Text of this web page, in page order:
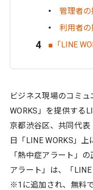
管理者の
利用者の
■「LINE
ビジネス現場のコミ
WORKS」を提供する
京都渋谷区、共同代
日「LINE WORKS」
「熱中症アラート」
アラート」は、「
※1に追加され、無料